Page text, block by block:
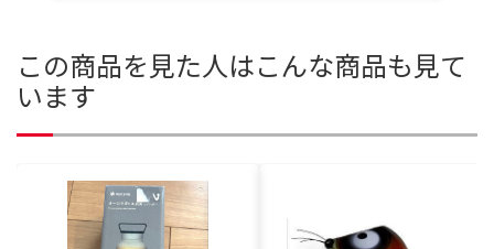
この商品を見た人はこんな商品も見て
います